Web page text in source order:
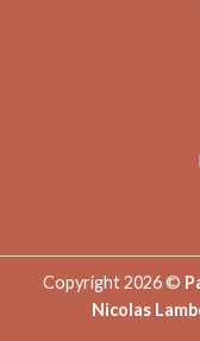
Copyright 2026 ©
Nicolas